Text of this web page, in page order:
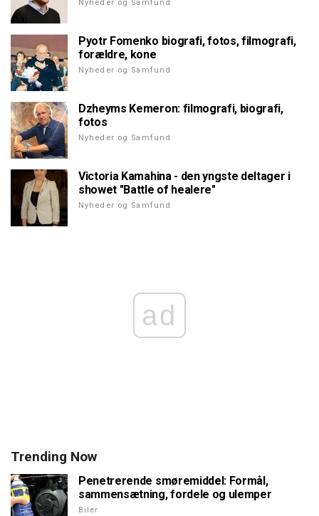
Nyheder og Samfund
Pyotr Fomenko biografi, fotos, filmografi,
forældre, kone
Nyheder og Samfund
Dzheyms Kemeron: filmografi, biografi,
fotos
Nyheder og Samfund
Victoria Kamahina - den yngste deltager i
showet "Battle of healere"
Nyheder og Samfund
ad
Trending Now
Penetrerende smøremiddel: Formål,
sammensætning, fordele og ulemper
Biler